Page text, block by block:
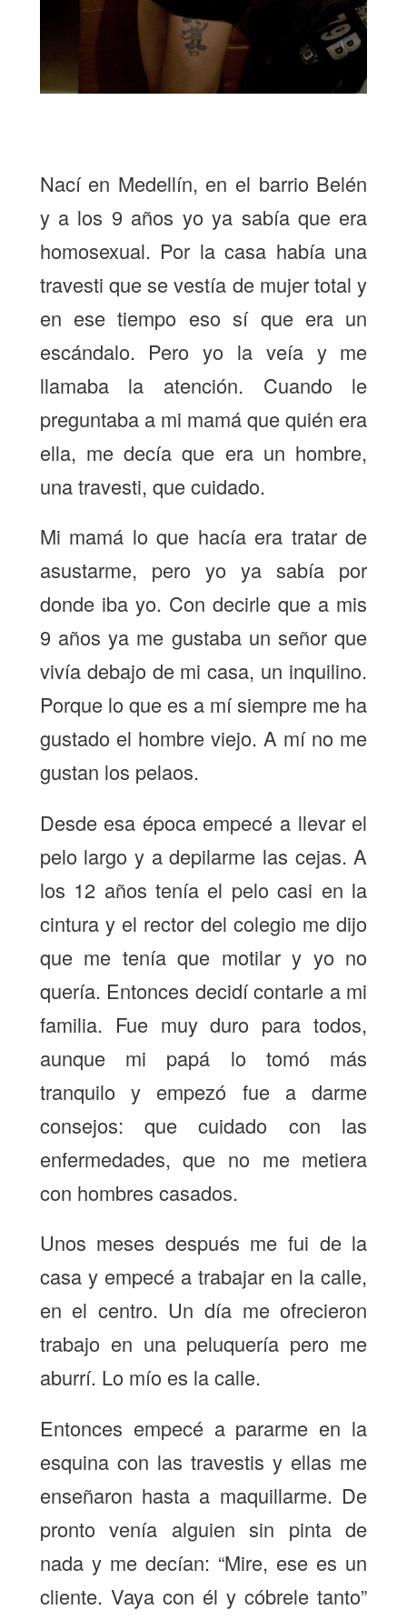
Nací en Medellín, en el barrio Belén
y a los 9 años yo ya sabía que era
homosexual. Por la casa había una
travesti que se vestía de mujer total y
en ese tiempo eso sí que era un
escándalo. Pero yo la veía y me
llamaba la atención. Cuando le
preguntaba a mi mamá que quién era
ella, me decía que era un hombre,
una travesti, que cuidado.
Mi mamá lo que hacía era tratar de
asustarme, pero yo ya sabía por
donde iba yo. Con decirle que a mis
9 años ya me gustaba un señor que
vivía debajo de mi casa, un inquilino.
Porque lo que es a mí siempre me ha
gustado el hombre viejo. A mí no me
gustan los pelaos.
Desde esa época empecé a llevar el
pelo largo y a depilarme las cejas. A
los 12 años tenía el pelo casi en la
cintura y el rector del colegio me dijo
que me tenía que motilar y yo no
quería. Entonces decidí contarle a mi
familia. Fue muy duro para todos,
aunque mi papá lo tomó más
tranquilo y empezó fue a darme
consejos: que cuidado con las
enfermedades, que no me metiera
con hombres casados.
Unos meses después me fui de la
casa y empecé a trabajar en la calle,
en el centro. Un día me ofrecieron
trabajo en una peluquería pero me
aburrí. Lo mío es la calle.
Entonces empecé a pararme en la
esquina con las travestis y ellas me
enseñaron hasta a maquillarme. De
pronto venía alguien sin pinta de
nada y me decían: “Mire, ese es un
cliente. Vaya con él y cóbrele tanto”